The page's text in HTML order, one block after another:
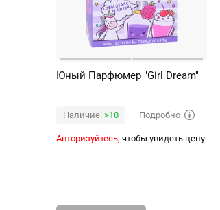
Юный Парфюмер "Girl Dream"
Наличие: >10 Подробно
Авторизуйтесь, чтобы увидеть цену